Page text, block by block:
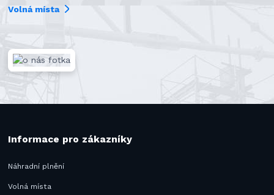
Volná místa
Informace pro zákazníky
Náhradní plnění
Volná místa